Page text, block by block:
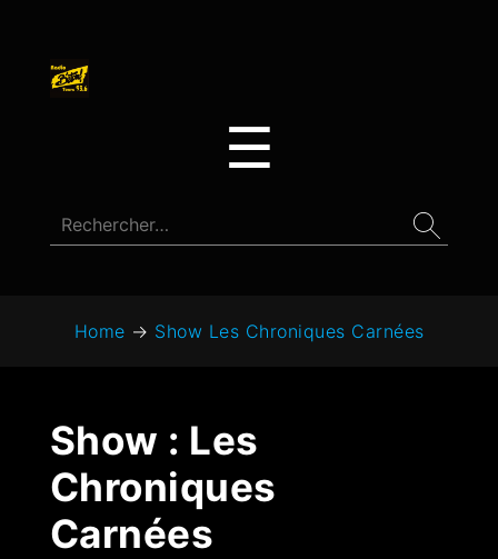
☰
Home → Show Les Chroniques Carnées
Show : Les
Chroniques
Carnées